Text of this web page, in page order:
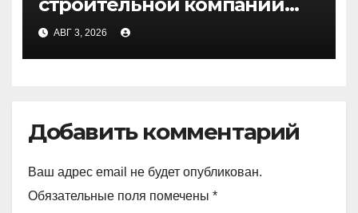
Медичи
АВГ 3, 2026
Добавить комментарий
Ваш адрес email не будет опубликован.
Обязательные поля помечены *